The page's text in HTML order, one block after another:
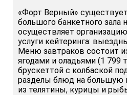
«Форт Верный»
большого банкетного
осуществляет
услуги кейтеринга:
Меню завтраков состоит
ягодами и оладьями (1 799
брускеттой с колбаской
разделы блюд на большую
из телятины, курицы и